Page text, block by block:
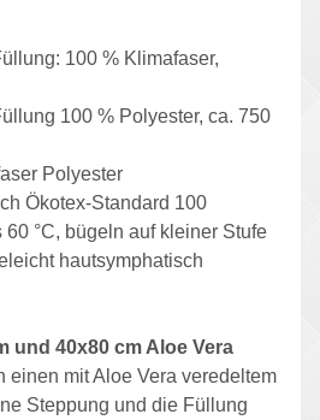
100 % Klimafaser,
100 % Polyester, ca. 750
Polyester
Ökotex-Standard 100
°C, bügeln auf kleiner Stufe
hautsymphatisch
und 40x80 cm Aloe Vera
einen mit Aloe Vera veredeltem
Steppung und die Füllung